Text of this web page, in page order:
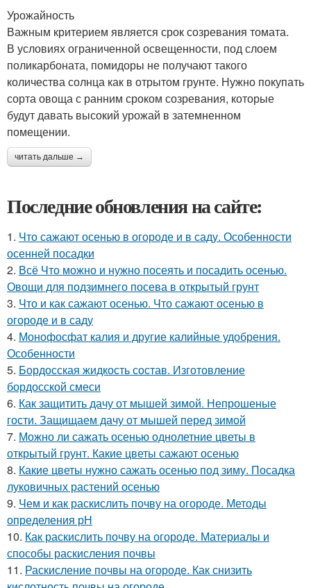
Урожайность
Важным критерием является срок созревания томата.
В условиях ограниченной освещенности, под слоем
поликарбоната, помидоры не получают такого
количества солнца как в отрытом грунте. Нужно покупать
сорта овоща с ранним сроком созревания, которые
будут давать высокий урожай в затемненном
помещении.
читать дальше →
Последние обновления на сайте:
1. Что сажают осенью в огороде и в саду. Особенности
осенней посадки
2. Всё Что можно и нужно посеять и посадить осенью.
Овощи для подзимнего посева в открытый грунт
3. Что и как сажают осенью. Что сажают осенью в
огороде и в саду
4. Монофосфат калия и другие калийные удобрения.
Особенности
5. Бордосская жидкость состав. Изготовление
бордосской смеси
6. Как защитить дачу от мышей зимой. Непрошеные
гости. Защищаем дачу от мышей перед зимой
7. Можно ли сажать осенью однолетние цветы в
открытый грунт. Какие цветы сажают осенью
8. Какие цветы нужно сажать осенью под зиму. Посадка
луковичных растений осенью
9. Чем и как раскислить почву на огороде. Методы
определения рН
10. Как раскислить почву на огороде. Материалы и
способы раскисления почвы
11. Раскисление почвы на огороде. Как снизить